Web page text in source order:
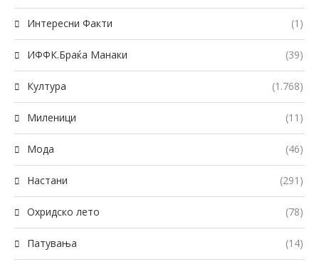
Интересни Факти (1)
ИФФК.Браќа Манаки (39)
Култура (1.768)
Миленици (11)
Мода (46)
Настани (291)
Охридско лето (78)
Патувања (14)